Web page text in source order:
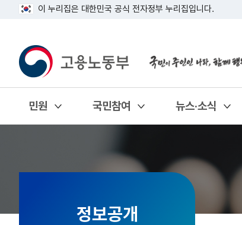
이 누리집은 대한민국 공식 전자정부 누리집입니다.
민원
열기
국민참여
열기
뉴스·소식
열기
정보공개